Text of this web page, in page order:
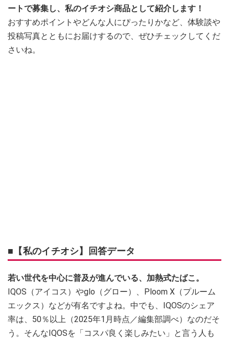
ートで募集し、私のイチオシ商品として紹介します！
おすすめポイントやどんな人にぴったりかなど、体験談や
投稿写真とともにお届けするので、ぜひチェックしてくだ
さいね。
■【私のイチオシ】回答データ
若い世代を中心に普及が進んでいる、加熱式たばこ。
IQOS（アイコス）やglo（グロー）、Ploom X（プルーム
エックス）などが有名ですよね。中でも、IQOSのシェア
率は、50％以上（2025年1月時点／編集部調べ）なのだそ
う。そんなIQOSを「コスパ良く楽しみたい」と言う人も